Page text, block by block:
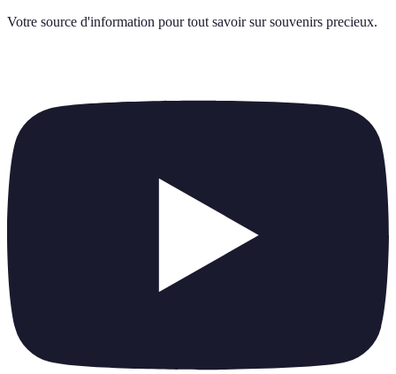
Votre source d'information pour tout savoir sur souvenirs precieux.